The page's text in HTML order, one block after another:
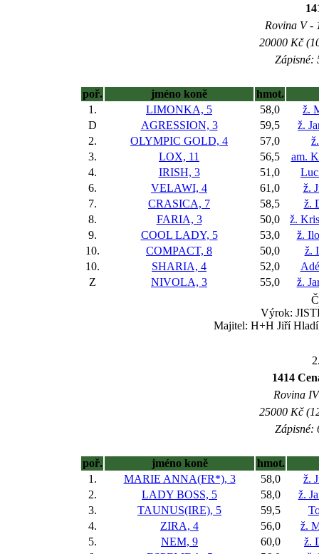
Rovina V -
20000 Kč
Zápisné:
poř. jméno koně
hmot.
1.
LIMONKA, 5 58,0
ž.
D
AGRESSION, 3 59,5
ž.
2.
OLYMPIC GOLD, 4 57,0
3.
LOX, 11 56,5
am.
4.
IRISH, 3 51,0
6.
VELAWI, 4 61,0
ž.
7.
CRASICA, 7 58,5
ž.
8.
FARIA, 3 50,0
ž.
9.
COOL LADY, 5 53,0
ž.
10.
COMPACT, 8 50,0
ž.
10.
SHARIA, 4 52,0
Z
NIVOLA, 3 55,0
ž.
Výrok:
Majitel: H+H Jiří
1414
Rovina
25000 Kč
Zápisné:
poř. jméno koně
hmot.
1.
MARIE ANNA(FR*), 3 58,0
ž.
2.
LADY BOSS, 5 58,0
ž.
3.
TAUNUS(IRE), 5 59,5
4.
ZIRA, 4 56,0
ž.
5.
NEM, 9 60,0
ž.